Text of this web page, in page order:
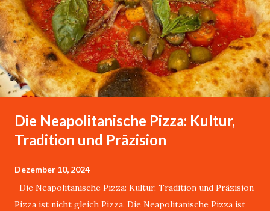
Die Neapolitanische Pizza: Kultur,
Tradition und Präzision
Dezember 10, 2024
Die Neapolitanische Pizza: Kultur, Tradition und Präzision
Pizza ist nicht gleich Pizza. Die Neapolitanische Pizza ist